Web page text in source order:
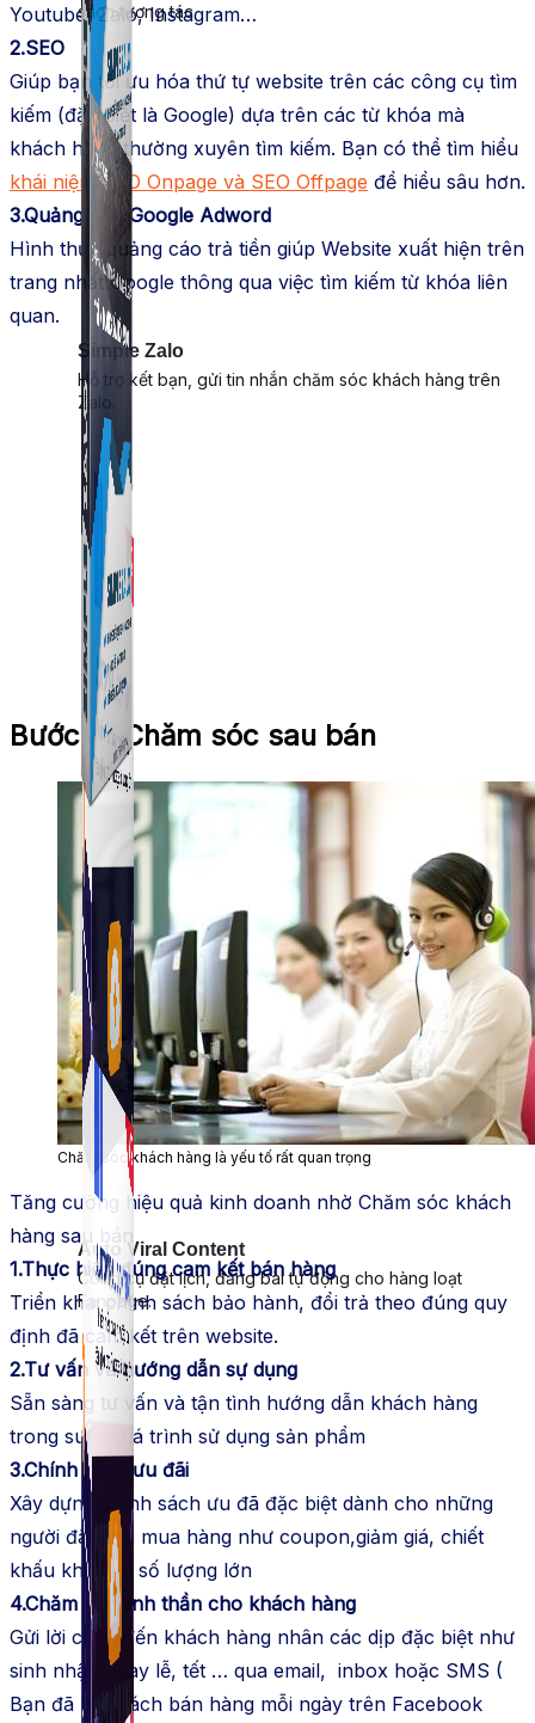
Simple Zalo
Hỗ trợ kết bạn, gửi tin nhắn chăm sóc khách hàng trên
Zalo.
Auto Viral Content
Công cụ đặt lịch, đăng bài tự động cho hàng loạt
Fanpage.
sách tương tác
Simple Zalo
Hỗ trợ kết bạn, gửi tin nhắn chăm sóc khách hàng trên
Zalo.
Youtube, Zalo, Instagram…
2.SEO
Giúp bạn tối ưu hóa thứ tự website trên các công cụ tìm
kiếm (đặc biệt là Google) dựa trên các từ khóa mà
khách hàng thường xuyên tìm kiếm. Bạn có thể tìm hiểu
khái niệm SEO Onpage và SEO Offpage để hiểu sâu hơn.
3.Quảng cáo Google Adword
Hình thức quảng cáo trả tiền giúp Website xuất hiện trên
trang nhất Google thông qua việc tìm kiếm từ khóa liên
quan.
Bước 4: Chăm sóc sau bán
Chăm sóc khách hàng là yếu tố rất quan trọng
Tăng cường hiệu quả kinh doanh nhờ Chăm sóc khách
hàng sau bán
1.Thực hiện đúng cam kết bán hàng
Triển khai chính sách bảo hành, đổi trả theo đúng quy
định đã cam kết trên website.
2.Tư vấn và hướng dẫn sự dụng
Sẵn sàng tư vấn và tận tình hướng dẫn khách hàng
trong suốt quá trình sử dụng sản phẩm
3.Chính sách ưu đãi
Xây dựng chính sách ưu đã đặc biệt dành cho những
người đã từng mua hàng như coupon,giảm giá, chiết
khấu khi mua số lượng lớn
4.Chăm sóc tinh thần cho khách hàng
Gửi lời chúc đến khách hàng nhân các dịp đặc biệt như
sinh nhật, ngày lễ, tết … qua email, inbox hoặc SMS (
Bạn đã biết cách bán hàng mỗi ngày trên Facebook